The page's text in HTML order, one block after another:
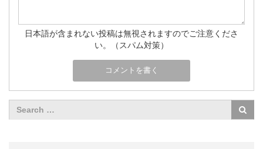
日本語が含まれない投稿は無視されますのでご注意くださ
い。（スパム対策）